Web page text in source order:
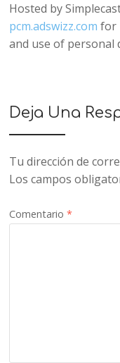
Hosted by
pcm.adswizz.com for
and use of personal
Deja Una
Tu dirección de
Los campos
Comentario*